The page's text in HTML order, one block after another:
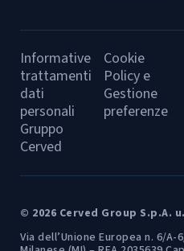
Informative
trattamenti
dati
personali
Gruppo
Cerved
Cookie
Policy e
Gestione
preferenze
© 2026 Cerved Group S.p.A.
Via dell’Unione Europea n. 6/A-